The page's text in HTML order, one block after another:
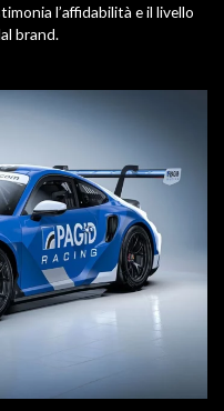
l’affidabilità e il livello
brand.